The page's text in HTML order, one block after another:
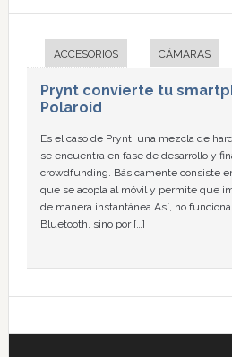
ACCESORIOS CÁMARAS
Prynt convierte tu
Polaroid
Es el caso de Prynt, una mezcla de
se encuentra en fase de desarrollo y
crowdfunding. Básicamente consiste
que se acopla al móvil y permite que
de manera instantánea.Así, no
Bluetooth, sino por […]